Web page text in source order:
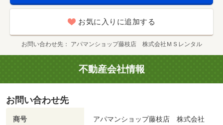
お気に入りに追加する
お問い合わせ先 アパマンショップ藤枝店 株式会社ＭＳレンタル
不動産会社情報
お問い合わせ先
商号
アパマンショップ藤枝店 株式会社